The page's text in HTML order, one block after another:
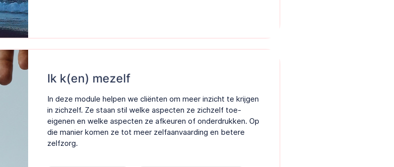
Ik k(en) mezelf
In deze module helpen we cliënten om meer inzicht te krijgen
in zichzelf. Ze staan stil welke aspecten ze zichzelf toe-
eigenen en welke aspecten ze afkeuren of onderdrukken. Op
die manier komen ze tot meer zelfaanvaarding en betere
zelfzorg.